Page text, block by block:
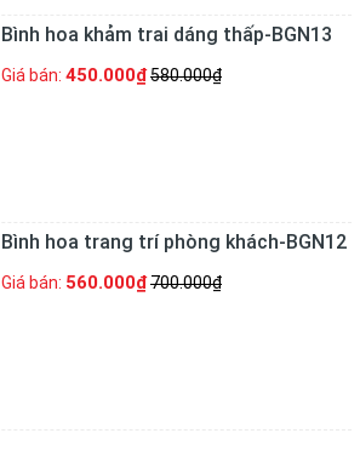
Bình hoa khảm trai dáng thấp-BGN13
Giá bán: 450.000₫580.000₫
Bình hoa trang trí phòng khách-BGN12
Giá bán: 560.000₫700.000₫